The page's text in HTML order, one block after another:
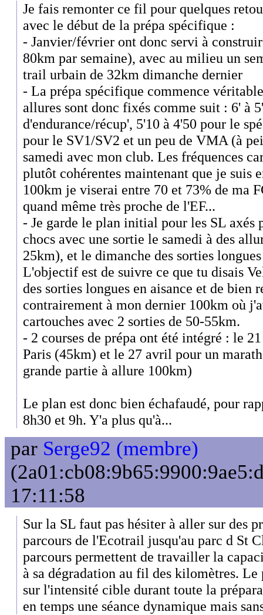
Je fais remonter ce fil pour quelques
avec le début de la prépa spécifique :
- Janvier/février ont donc servi à
80km par semaine), avec au milieu un
trail urbain de 32km dimanche dernier
- La prépa spécifique commence
allures sont donc fixés comme suit : 6' à
d'endurance/récup', 5'10 à 4'50 pour le
pour le SV1/SV2 et un peu de VMA (à
samedi avec mon club. Les fréquences
plutôt cohérentes maintenant que je suis
100km je viserai entre 70 et 73% de ma
quand même très proche de l'EF...
- Je garde le plan initial pour les SL axés
chocs avec une sortie le samedi à des
25km), et le dimanche des sorties
L'objectif est de suivre ce que tu disais
des sorties longues en aisance et de bien
contrairement à mon dernier 100km où
cartouches avec 2 sorties de 50-55km.
- 2 courses de prépa ont été intégré : le
Paris (45km) et le 27 avril pour un
grande partie à allure 100km)
Le plan est donc bien échafaudé, pour
8h30 et 9h. Y'a plus qu'à...
par Serge92 (membre)
17:11:58
Sur la SL faut pas hésiter à aller sur des
parcours de l'Ecotrail jusqu'au parc d St
parcours permettent de travailler la
à sa dégradation au fil des kilomètres.
sur l'intensité cible durant toute la
en temps une séance dynamique mais